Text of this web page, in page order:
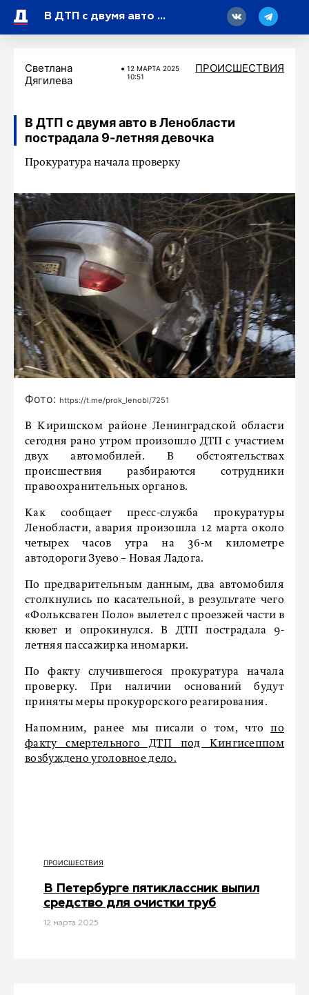
В ДТП с двумя авто в Ленобласти пострадала 9-летняя девочка
Светлана
Дягилева
12 МАРТA 2025
10:51
ПРОИСШЕСТВИЯ
В ДТП с двумя авто в Ленобласти
пострадала 9-летняя девочка
Прокуратура начала проверку
Фото: https://t.me/prok_lenobl/7251
В Киришском районе Ленинградской области
сегодня рано утром произошло ДТП с участием
двух автомобилей. В обстоятельствах
происшествия разбираются сотрудники
правоохранительных органов.
Как сообщает пресс-служба прокуратуры
Ленобласти, авария произошла 12 марта около
четырех часов утра на 36-м километре
автодороги Зуево – Новая Ладога.
По предварительным данным, два автомобиля
столкнулись по касательной, в результате чего
«Фольксваген Поло» вылетел с проезжей части в
кювет и опрокинулся. В ДТП пострадала 9-
летняя пассажирка иномарки.
По факту случившегося прокуратура начала
проверку. При наличии оснований будут
приняты меры прокурорского реагирования.
Напомним, ранее мы писали о том, чтопо
факту смертельного ДТП под Кингисеппом
возбуждено уголовное дело.
ПРОИСШЕСТВИЯ
В Петербурге пятиклассник выпил
средство для очистки труб
12 мартa 2025